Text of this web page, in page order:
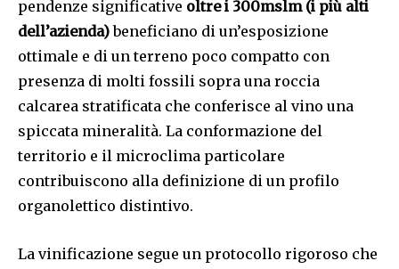
pendenze significative oltre i 300mslm (i più alti
dell’azienda)beneficiano di un’esposizione
ottimale e di un terreno poco compatto con
presenza di molti fossili sopra una roccia
calcarea stratificata che conferisce al vino una
spiccata mineralità. La conformazione del
territorio e il microclima particolare
contribuiscono alla definizione di un profilo
organolettico distintivo.
La vinificazione segue un protocollo rigoroso che